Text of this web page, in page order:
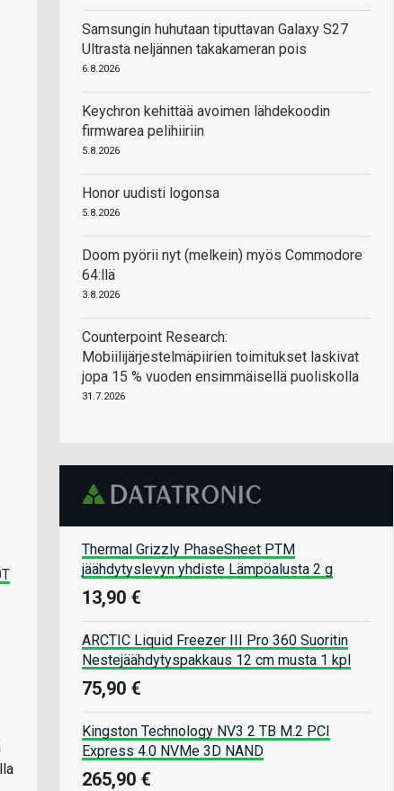
Samsungin huhutaan tiputtavan Galaxy S27
Ultrasta neljännen takakameran pois
6.8.2026
Keychron kehittää avoimen lähdekoodin
firmwarea pelihiiriin
5.8.2026
Honor uudisti logonsa
5.8.2026
Doom pyörii nyt (melkein) myös Commodore
64:llä
3.8.2026
Counterpoint Research:
Mobiilijärjestelmäpiirien toimitukset laskivat
jopa 15 % vuoden ensimmäisellä puoliskolla
31.7.2026
Thermal Grizzly PhaseSheet PTM
jäähdytyslevyn yhdiste Lämpöalusta 2 g
13,90 €
ARCTIC Liquid Freezer III Pro 360 Suoritin
Nestejäähdytyspakkaus 12 cm musta 1 kpl
75,90 €
Kingston Technology NV3 2 TB M.2 PCI
Express 4.0 NVMe 3D NAND
265,90 €